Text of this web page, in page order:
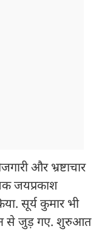
और भ्रष्टाचार
जयप्रकाश
सूर्य कुमार भी
से जुड़ गए. शुरुआत